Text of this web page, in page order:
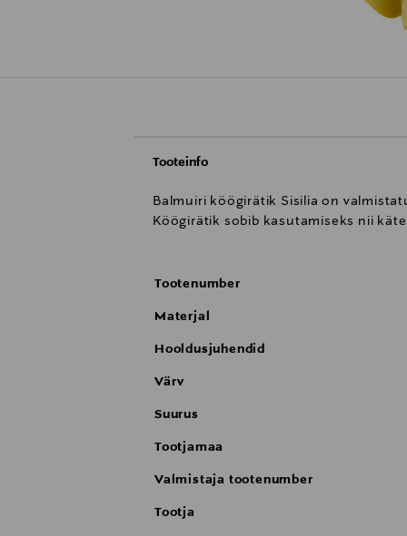
Tooteinfo
Balmuiri köögirätik Sisilia on
Köögirätik sobib kasutamiseks nii
Tootenumber
Materjal
Hooldusjuhendid
Värv
Suurus
Tootjamaa
Valmistaja tootenumber
Tootja